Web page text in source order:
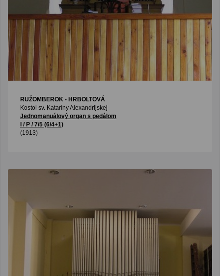
RUŽOMBEROK - HRBOLTOVÁ
Kostol sv. Kataríny Alexandrijskej
Jednomanuálový organ s pedálom
I / P / 7/5 (6/4+1)
(1913)